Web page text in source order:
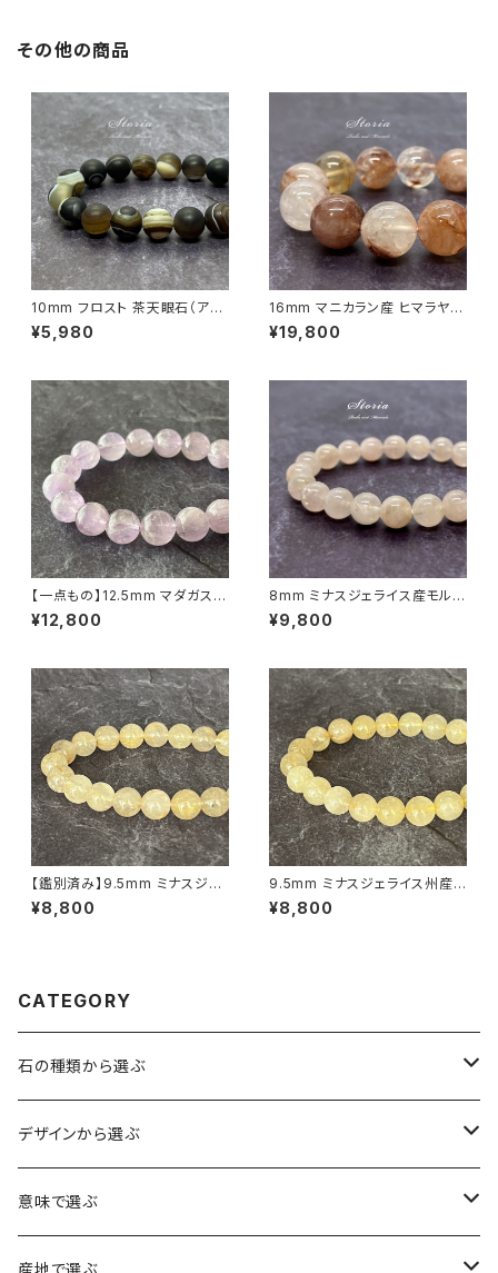
その他の商品
10mm フロスト 茶天眼石（アイ
アゲート）ブレスレット
¥5,980
16mm マニカラン産 ヒマラヤ水
晶 ブレスレット （原石買付・国内
ビーズ加工）
¥19,800
【一点もの】12.5mm マダガスカ
ル産 ミルキー ラベンダーアメジ
スト（紫水晶）ブレスレット【鑑別
¥12,800
8mm ミナスジェライス産モルガ
ナイト（緑柱石）ブレスレット
¥9,800
【鑑別済み】9.5mm ミナスジェ
ライス州産 ゴールデン ルチルク
ォーツ ブレスレット【画像現物・
¥8,800
9.5mm ミナスジェライス州産
ゴールデン ルチルクォーツ ブレ
スレット【鑑別済み・画像現物・R
¥8,800
CATEGORY
石の種類から選ぶ
水晶（クォーツ）
アイリスクォーツ（虹入り水晶）
ヒマラヤ水晶
ローズクォーツ（紅水晶）
アメジスト（紫水晶）
デザインから選ぶ
龍彫刻（水晶）
龍彫刻（オニキス）
意味で選ぶ
魔除け・厄除け
産地で選ぶ